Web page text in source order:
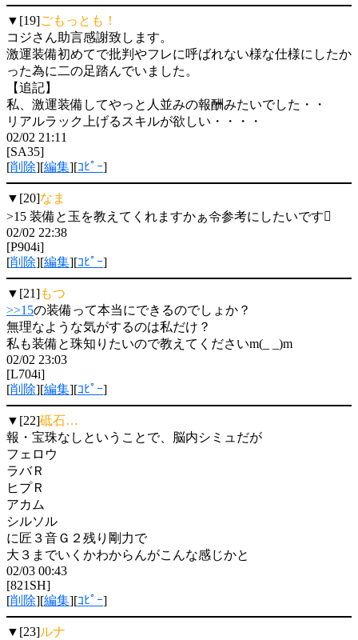
▼[19]ごもっとも！
コジさん助言感謝致します。
激運装備初めてで批判やフレに呼ばれない様な仕様にしたか
った為に二の足踏んでいました。
【追記】
私、激運装備してやっと人並みの報酬みたいでした・・
リアルラック上げるスキルが欲しい・・・・
02/02 21:11
[SA35]
[削除][編集][ｺﾋﾟｰ]
▼[20]なま
>15 装備と玉を教えてくれますかぁ令参考にしたいです
02/02 22:38
[P904i]
[削除][編集][ｺﾋﾟｰ]
▼[21]もつ
>>15の装備って本当にできるのでしょか？
無理なような気がするのは私だけ？
私も装備と珠知りたいので教えてくださいm(_ _)m
02/02 23:03
[L704i]
[削除][編集][ｺﾋﾟｰ]
▼[22]砥石…
報・宝珠なしということで、脳内シミュだが
フェロウ
ラバＲ
ヒプＲ
アカム
シルソル
に匠３音Ｇ２残り剛力で
大３までいくかわからんがこんな感じかと
02/03 00:43
[821SH]
[削除][編集][ｺﾋﾟｰ]
▼[23]ルナ